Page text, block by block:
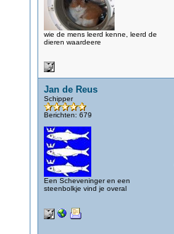
wie de mens leerd kenne, leerd de
dieren waardeere
Jan de Reus
Schipper
Berichten: 679
Een Scheveninger en een
steenbolkje vind je overal